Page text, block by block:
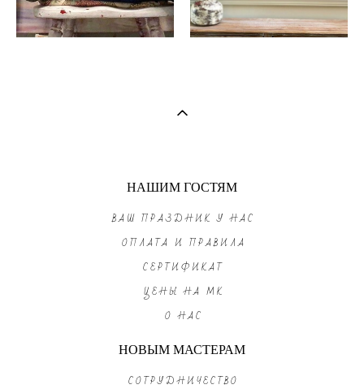
НАШИМ ГОСТЯМ
ВАШ ПРАЗДНИК У НАС
ОПЛАТА И ПРАВИЛА
СЕРТИФИКАТ
ЦЕНЫ НА МК
О НАС
НОВЫМ МАСТЕРАМ
СОТРУДНИЧЕСТВО